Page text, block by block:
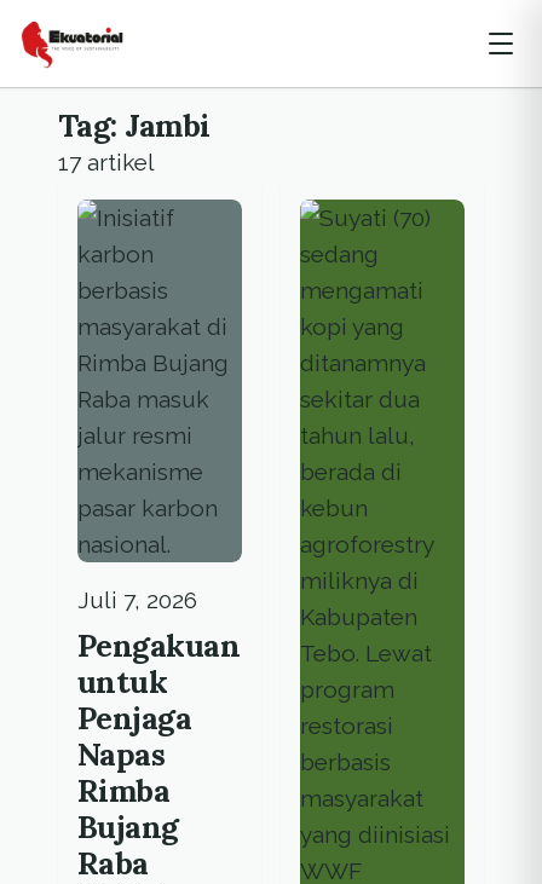
Tag: Jambi
17 artikel
Juli 7, 2026
Pengakuan
untuk
Penjaga
Napas
Rimba
Bujang
Raba